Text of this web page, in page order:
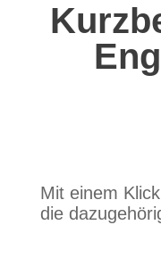
Mit einem
die